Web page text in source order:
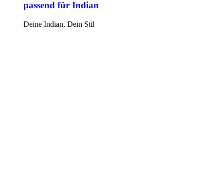
passend für Indian
Deine Indian, Dein Stil